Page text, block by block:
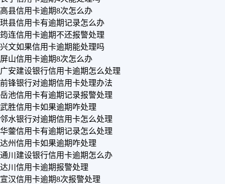
高县信用卡逾期8次怎么办
珙县信用卡有逾期记录怎么办
筠连信用卡逾期不还报警处理
兴文如果信用卡逾期能处理吗
屏山信用卡逾期8次怎么办
广安建设银行信用卡逾期怎么处理
前锋银行对逾期信用卡处理办法
岳池信用卡有逾期记录报警处理
武胜信用卡如果逾期咋处理
邻水银行对逾期信用卡怎么处理
华蓥信用卡有逾期记录怎么处理
达州信用卡如果逾期咋处理
通川建设银行信用卡逾期怎么办
达川信用卡逾期报警处理
宣汉信用卡逾期8次报警处理